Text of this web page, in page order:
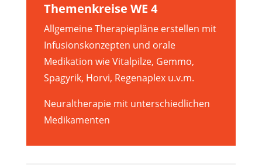
Themenkreise WE 4
Allgemeine Therapiepläne erstellen mit
Infusionskonzepten und orale
Medikation wie Vitalpilze, Gemmo,
Spagyrik, Horvi, Regenaplex u.v.m.
Neuraltherapie mit unterschiedlichen
Medikamenten